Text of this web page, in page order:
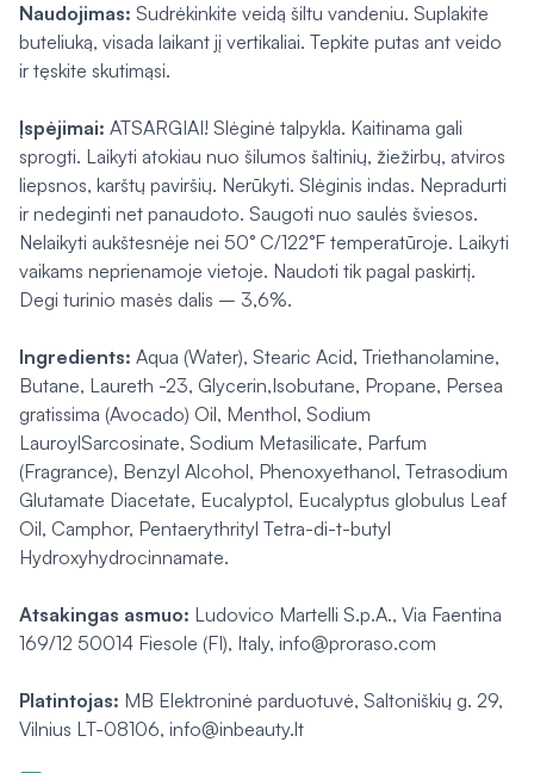
Naudojimas: Sudrėkinkite veidą šiltu vandeniu. Suplakite
buteliuką, visada laikant jį vertikaliai. Tepkite putas ant veido
ir tęskite skutimąsi.
Įspėjimai: ATSARGIAI! Slėginė talpykla. Kaitinama gali
sprogti. Laikyti atokiau nuo šilumos šaltinių, žiežirbų, atviros
liepsnos, karštų paviršių. Nerūkyti. Slėginis indas. Nepradurti
ir nedeginti net panaudoto. Saugoti nuo saulės šviesos.
Nelaikyti aukštesnėje nei 50° C/122°F temperatūroje. Laikyti
vaikams neprienamoje vietoje. Naudoti tik pagal paskirtį.
Degi turinio masės dalis – 3,6%.
Ingredients: Aqua (Water), Stearic Acid, Triethanolamine,
Butane, Laureth -23, Glycerin,Isobutane, Propane, Persea
gratissima (Avocado) Oil, Menthol, Sodium
LauroylSarcosinate, Sodium Metasilicate, Parfum
(Fragrance), Benzyl Alcohol, Phenoxyethanol, Tetrasodium
Glutamate Diacetate, Eucalyptol, Eucalyptus globulus Leaf
Oil, Camphor, Pentaerythrityl Tetra-di-t-butyl
Hydroxyhydrocinnamate.
Atsakingas asmuo: Ludovico Martelli S.p.A., Via Faentina
169/12 50014 Fiesole (FI), Italy, info@proraso.com
Platintojas: MB Elektroninė parduotuvė, Saltoniškių g. 29,
Vilnius LT-08106, info@inbeauty.lt